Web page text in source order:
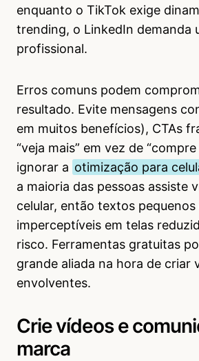
enquanto o TikTok exige
trending, o LinkedIn demanda
profissional.
Erros comuns podem
resultado. Evite mensagens
em muitos benefícios), CTAs
“veja mais” em vez de
ignorar a otimização para
a maioria das pessoas assiste
celular, então textos
imperceptíveis em telas
risco. Ferramentas gratuitas
grande aliada na hora de criar
envolventes.
Crie vídeos e
marca